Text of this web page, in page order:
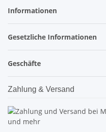
Informationen
Gesetzliche Informationen
Geschäfte
Zahlung & Versand